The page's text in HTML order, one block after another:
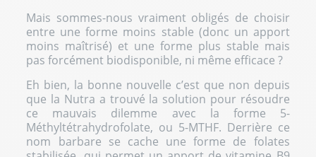
Mais sommes-nous vraiment obligés de choisir
entre une forme moins stable (donc un apport
moins maîtrisé) et une forme plus stable mais
pas forcément biodisponible, ni même efficace ?
Eh bien, la bonne nouvelle c’est que non depuis
que la Nutra a trouvé la solution pour résoudre
ce mauvais dilemme avec la forme 5-
Méthyltétrahydrofolate, ou 5-MTHF. Derrière ce
nom barbare se cache une forme de folates